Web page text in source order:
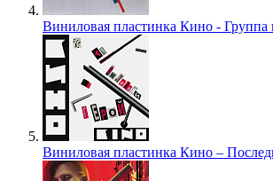
Виниловая пластинка Кино - Группа
Виниловая пластинка Кино –